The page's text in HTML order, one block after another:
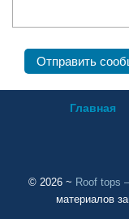
Главная
© 2026~ Roof tops
материалов